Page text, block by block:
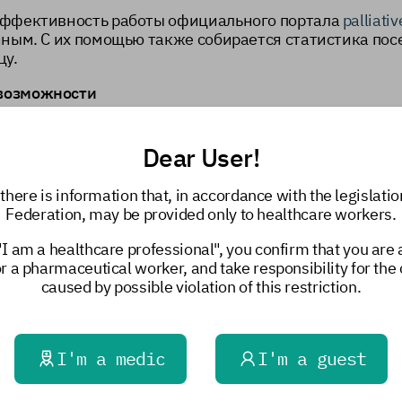
работы официального портала
С их помощью также собирается статистика
настройки, которые будут
.
об интересах и потребностях
определить, с какого ресурса пользователи
с сайта. Данная информация собирается на
информации об использовании социальных
Dear User!
is information that, in accordance with the
Federation, may be provided only to healthcare workers.
am a healthcare professional", you confirm that you are
a pharmaceutical worker, and take responsibility for the
caused by possible violation of this restriction.
I'm a medic I'm a guest